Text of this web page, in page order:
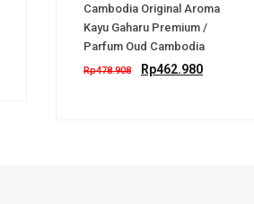
Cambodia Original Aroma
Kayu Gaharu Premium /
Parfum Oud Cambodia
Rp478.908 Rp462.980